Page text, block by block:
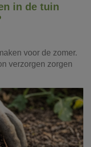
in de tuin
voor de zomer.
verzorgen zorgen